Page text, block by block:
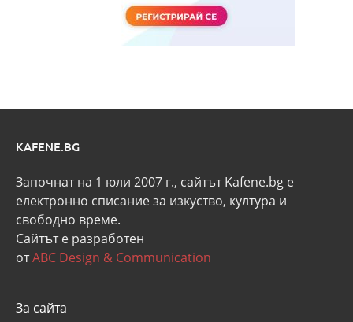
KAFENE.BG
Започнат на 1 юли 2007 г., сайтът Kafene.bg e
eлектронно списание за изкуство, култура и
свободно време.
Сайтът е разработен
отABC Design & Communication
За сайта